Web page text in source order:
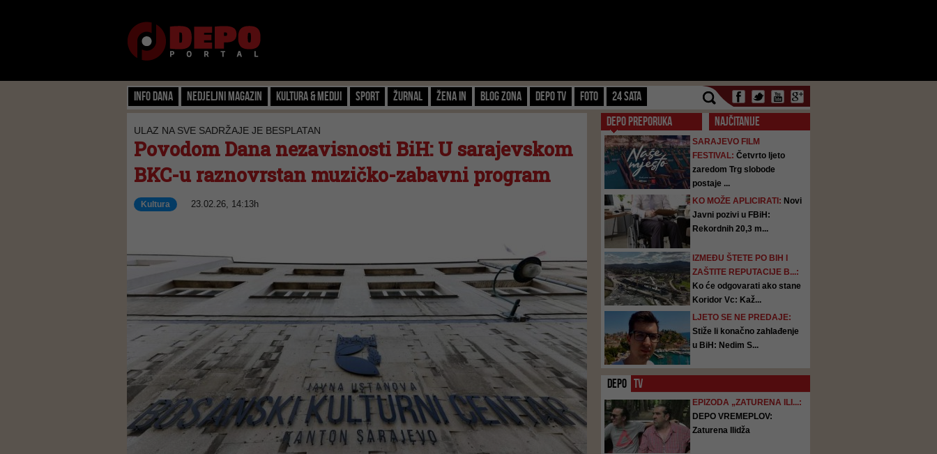
Info dana Nedjeljni magazin Kultura & Mediji Sport Žurnal Žena IN Blog zona Depo TV FOTO 24 SATA
ULAZ NA SVE SADRŽAJE JE BESPLATAN
Povodom Dana nezavisnosti BiH: U sarajevskom
BKC-u raznovrstan muzičko-zabavni program
Kultura 23.02.26, 14:13h
DEPO PREPORUKA NAJČITANIJE
SARAJEVO FILM
FESTIVAL: Četvrto ljeto
zaredom Trg slobode
postaje ...
KO MOŽE APLICIRATI: Novi
Javni pozivi u FBiH:
Rekordnih 20,3 m...
IZMEĐU ŠTETE PO BIH I
ZAŠTITE REPUTACIJE B...:
Ko će odgovarati ako stane
Koridor Vc: Kaž...
LJETO SE NE PREDAJE:
Stiže li konačno zahlađenje
u BiH: Nedim S...
DEPO TV
EPIZODA „ZATURENA ILI...:
DEPO VREMEPLOV:
Zaturena Ilidža